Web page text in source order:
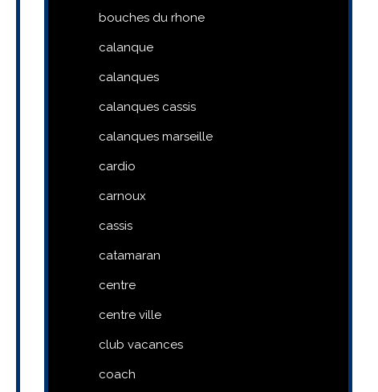
bouches du rhone
calanque
calanques
calanques cassis
calanques marseille
cardio
carnoux
cassis
catamaran
centre
centre ville
club vacances
coach